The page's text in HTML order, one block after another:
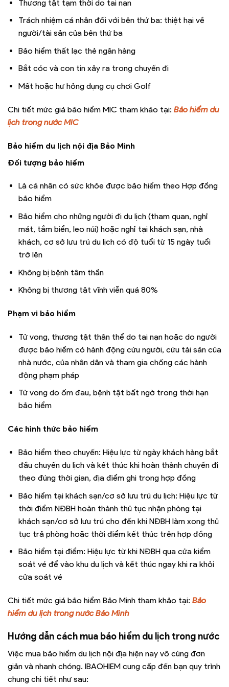
Thương tật tạm thời do tai nạn
Trách nhiệm cá nhân đối với bên thứ ba: thiệt hại về
người/tài sản của bên thứ ba
Bảo hiểm thất lạc thẻ ngân hàng
Bắt cóc và con tin xảy ra trong chuyến đi
Mất hoặc hư hỏng dụng cụ chơi Golf
Chi tiết mức giá bảo hiểm MIC tham khảo tại: Bảo hiểm du
lịch trong nước MIC
Bảo hiểm du lịch nội địa Bảo Minh
Đối tượng bảo hiểm
Là cá nhân có sức khỏe được bảo hiểm theo Hợp đồng
bảo hiểm
Bảo hiểm cho những người đi du lịch (tham quan, nghỉ
mát, tắm biển, leo núi) hoặc nghỉ tại khách sạn, nhà
khách, cơ sở lưu trú du lịch có độ tuổi từ 15 ngày tuổi
trở lên
Không bị bệnh tâm thần
Không bị thương tật vĩnh viễn quá 80%
Phạm vi bảo hiểm
Tử vong, thương tật thân thể do tai nạn hoặc do người
được bảo hiểm có hành động cứu người, cứu tài sản của
nhà nước, của nhân dân và tham gia chống các hành
động phạm pháp
Tử vong do ốm đau, bệnh tật bất ngờ trong thời hạn
bảo hiểm
Các hình thức bảo hiểm
Bảo hiểm theo chuyến: Hiệu lực từ ngày khách hàng bắt
đầu chuyến du lịch và kết thúc khi hoàn thành chuyến đi
theo đúng thời gian, địa điểm ghi trong hợp đồng
Bảo hiểm tại khách sạn/cơ sở lưu trú du lịch: Hiệu lực từ
thời điểm NĐBH hoàn thành thủ tục nhận phòng tại
khách sạn/cơ sở lưu trú cho đến khi NĐBH làm xong thủ
tục trả phòng hoặc thời điểm kết thúc trên hợp đồng
Bảo hiểm tại điểm: Hiệu lực từ khi NĐBH qua cửa kiểm
soát vé để vào khu du lịch và kết thúc ngay khi ra khỏi
cửa soát vé
Chi tiết mức giá bảo hiểm Bảo Minh tham khảo tại: Bảo
hiểm du lịch trong nước Bảo Minh
Hướng dẫn cách mua bảo hiểm du lịch trong nước
Việc mua bảo hiểm du lịch nội địa hiện nay vô cùng đơn
giản và nhanh chóng. IBAOHIEM cung cấp đến bạn quy trình
chung chi tiết như sau: